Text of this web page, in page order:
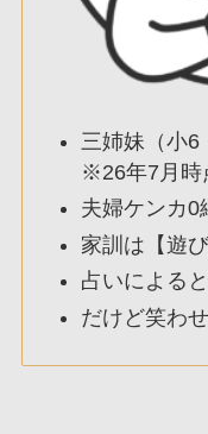
三姉妹（小6
※26年7月時
夫婦ケンカ0
家訓は【遊
占いによる
だけど笑わ